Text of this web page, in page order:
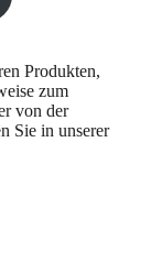
Produkten,
zum
von der
Sie in unserer